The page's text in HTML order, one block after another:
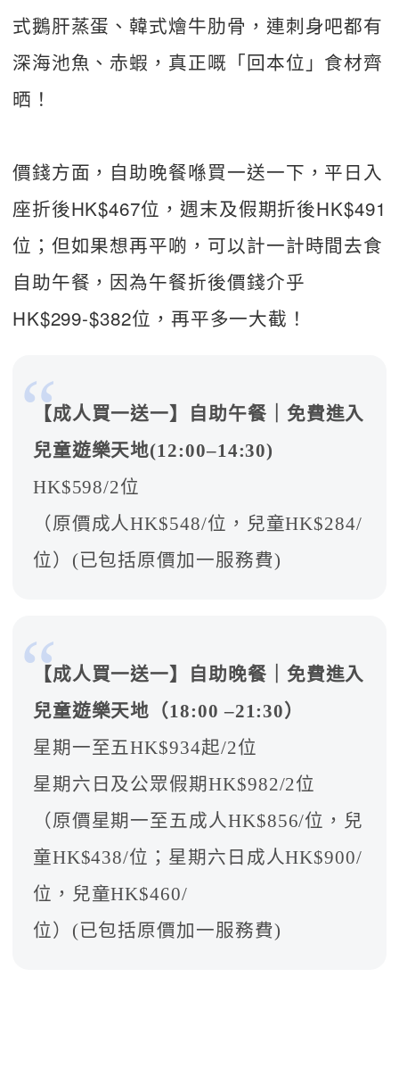
式鵝肝蒸蛋、韓式燴牛肋骨，連刺身吧都有
深海池魚、赤蝦，真正嘅「回本位」食材齊
晒！
價錢方面，自助晚餐喺買一送一下，平日入
座折後HK$467位，週末及假期折後HK$491
位；但如果想再平啲，可以計一計時間去食
自助午餐，因為午餐折後價錢介乎
HK$299-$382位，再平多一大截！
【成人買一送一】自助午餐｜免費進入
兒童遊樂天地(12:00–14:30)
HK$598/2位
（原價成人HK$548/位，兒童HK$284/
位）(已包括原價加一服務費)
【成人買一送一】自助晚餐｜免費進入
兒童遊樂天地（18:00 –21:30）
星期一至五HK$934起/2位
星期六日及公眾假期HK$982/2位
（原價星期一至五成人HK$856/位，兒
童HK$438/位；星期六日成人HK$900/
位，兒童HK$460/
位）(已包括原價加一服務費)